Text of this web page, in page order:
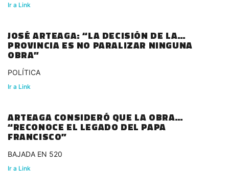
Ir a Link
JOSÉ ARTEAGA: “LA DECISIÓN DE LA
PROVINCIA ES NO PARALIZAR NINGUNA
OBRA”
POLÍTICA
Ir a Link
ARTEAGA CONSIDERÓ QUE LA OBRA
“RECONOCE EL LEGADO DEL PAPA
FRANCISCO”
BAJADA EN 520
Ir a Link